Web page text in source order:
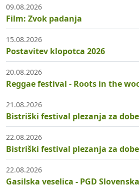
09.08.2026
Film: Zvok padanja
15.08.2026
Postavitev klopotca 2026
20.08.2026
Reggae festival - Roots in the
21.08.2026
Bistriški festival plezanja za
22.08.2026
Bistriški festival plezanja za
22.08.2026
Gasilska veselica - PGD